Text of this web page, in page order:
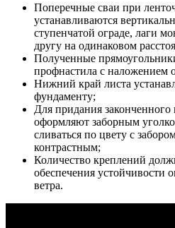
Поперечные сваи при
устанавливаются
ступенчатой ограде, лаги
другу на одинаковом
Полученные
профнастила с наложением
Нижний край листа
фундаменту;
Для придания
оформляют заборным
сливаться по цвету с
контрастным;
Количество креплений
обеспечения устойчивости
ветра.